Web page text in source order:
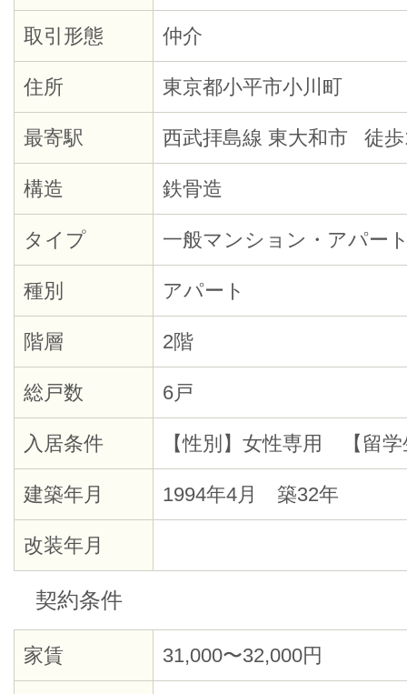
取引形態 仲介
住所 東京都小平市小川町
最寄駅 西武拝島線 東大和市 徒歩
構造 鉄骨造
タイプ 一般マンション・アパー
種別 アパート
階層 2階
総戸数 6戸
入居条件 【性別】女性専用 【留
建築年月 1994年4月 築32年
改装年月
契約条件
家賃 31,000〜32,000円